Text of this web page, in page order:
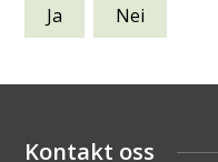
Ja Nei
Kontakt oss